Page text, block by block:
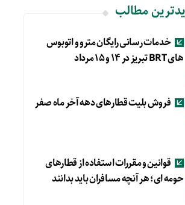
مطالب
خدمات رسانی رایگان مترو و اتوبوس
های BRT تبریز در ۱۴ و ۱۵ مرداد
فروش بلیت قطارهای دهه آخر ماه صفر
قوانین و مقررات استفاده از قطارهای
حومه ای؛ هر آنچه مسافران باید بدانند